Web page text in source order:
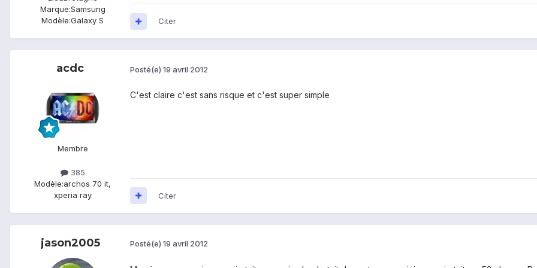
Marque:Samsung
Modèle:Galaxy S Citer
acdc
Membre
385
Modèle:archos 70 it,
xperia ray
Posté(e) 19 avril 2012
C'est claire c'est sans risque et c'est super simple
Citer
jason2005 Posté(e) 19 avril 2012